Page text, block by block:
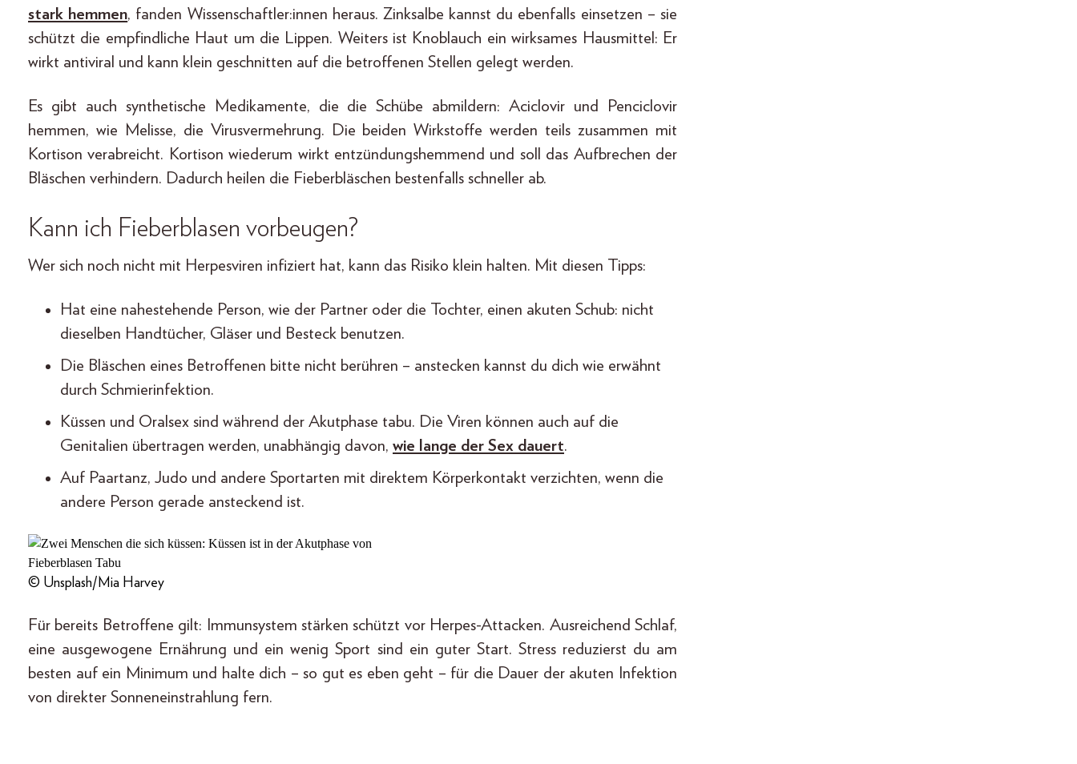
stark hemmen, fanden Wissenschaftler:innen heraus. Zinksalbe kannst du ebenfalls einsetzen – sie
schützt die empfindliche Haut um die Lippen. Weiters ist Knoblauch ein wirksames Hausmittel: Er
wirkt antiviral und kann klein geschnitten auf die betroffenen Stellen gelegt werden.
Es gibt auch synthetische Medikamente, die die Schübe abmildern: Aciclovir und Penciclovir
hemmen, wie Melisse, die Virusvermehrung. Die beiden Wirkstoffe werden teils zusammen mit
Kortison verabreicht. Kortison wiederum wirkt entzündungshemmend und soll das Aufbrechen der
Bläschen verhindern. Dadurch heilen die Fieberbläschen bestenfalls schneller ab.
Kann ich Fieberblasen vorbeugen?
Wer sich noch nicht mit Herpesviren infiziert hat, kann das Risiko klein halten. Mit diesen Tipps:
Hat eine nahestehende Person, wie der Partner oder die Tochter, einen akuten Schub: nicht
dieselben Handtücher, Gläser und Besteck benutzen.
Die Bläschen eines Betroffenen bitte nicht berühren – anstecken kannst du dich wie erwähnt
durch Schmierinfektion.
Küssen und Oralsex sind während der Akutphase tabu. Die Viren können auch auf die
Genitalien übertragen werden, unabhängig davon, wie lange der Sex dauert.
Auf Paartanz, Judo und andere Sportarten mit direktem Körperkontakt verzichten, wenn die
andere Person gerade ansteckend ist.
© Unsplash/Mia Harvey
Für bereits Betroffene gilt: Immunsystem stärken schützt vor Herpes-Attacken. Ausreichend Schlaf,
eine ausgewogene Ernährung und ein wenig Sport sind ein guter Start. Stress reduzierst du am
besten auf ein Minimum und halte dich – so gut es eben geht – für die Dauer der akuten Infektion
von direkter Sonneneinstrahlung fern.